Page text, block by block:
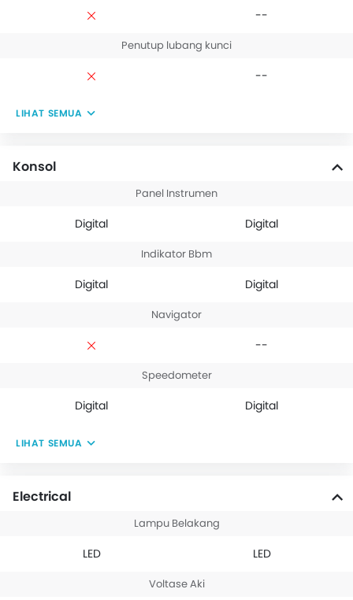
--
Penutup lubang kunci
--
LIHAT SEMUA
Konsol
Panel Instrumen
Digital Digital
Indikator Bbm
Digital Digital
Navigator
--
Speedometer
Digital Digital
LIHAT SEMUA
Electrical
Lampu Belakang
LED LED
Voltase Aki